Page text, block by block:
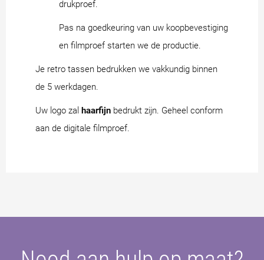
drukproef.
Pas na goedkeuring van uw koopbevestiging
en filmproef starten we de productie.
Je retro tassen bedrukken we vakkundig binnen
de 5 werkdagen.
Uw logo zal haarfijn bedrukt zijn. Geheel conform
aan de digitale filmproef.